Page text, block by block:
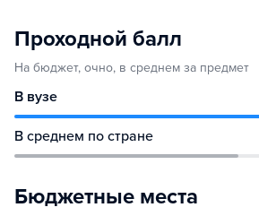
Проходной балл
На бюджет, очно, в среднем за предмет
В вузе
В среднем по стране
Бюджетные места